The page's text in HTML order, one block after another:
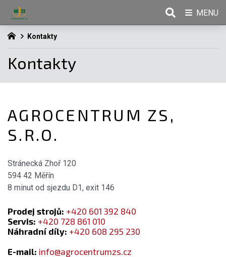
Kontakty
Kontakty
AGROCENTRUM ZS,
S.R.O.
Stránecká Zhoř 120
594 42 Měřín
8 minut od sjezdu D1, exit 146
Prodej strojů: +420 601 392 840
Servis: +420 728 861 010
Náhradní díly: +420 608 295 230
E-mail: info@agrocentrumzs.cz
MENU